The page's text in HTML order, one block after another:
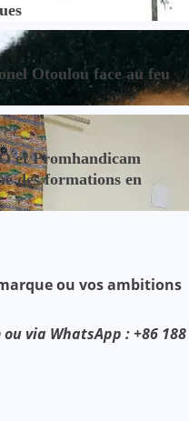
Otoulou face au feu
et Promhandicam
des formations en
ou vos ambitions
via WhatsApp : +86 188